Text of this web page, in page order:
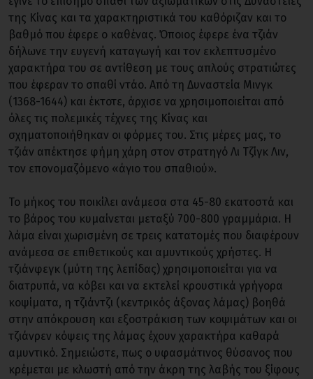
της Κίνας και τα χαρακτηριστικά του καθόριζαν και το
βαθμό που έφερε ο καθένας. Όποιος έφερε ένα τζιάν
δήλωνε την ευγενή καταγωγή και τον εκλεπτυσμένο
χαρακτήρα του σε αντίθεση με τους απλούς στρατιώτες
που έφεραν το σπαθί ντάο. Από τη Δυναστεία Μινγκ
(1368-1644) και έκτοτε, άρχισε να χρησιμοποιείται από
όλες τις πολεμικές τέχνες της Κίνας και
σχηματοποιήθηκαν οι φόρμες του. Στις μέρες μας, το
τζιάν απέκτησε φήμη χάρη στον στρατηγό Λι Τζίγκ Λιν,
τον επονομαζόμενο «άγιο του σπαθιού».
Το μήκος του ποικίλει ανάμεσα στα 45-80 εκατοστά και
το βάρος του κυμαίνεται μεταξύ 700-800 γραμμάρια. Η
λάμα είναι χωρισμένη σε τρεις κατατομές που διαφέρουν
ανάμεσα σε επιθετικούς και αμυντικούς χρήστες. Η
τζιάνφεγκ (μύτη της λεπίδας) χρησιμοποιείται για να
διατρυπά, να κόβει και να εκτελεί κρουστικά γρήγορα
κοψίματα, η τζιάντζι (κεντρικός άξονας λάμας) βοηθά
στην απόκρουση και εξοστράκιση των κοψιμάτων και οι
τζιάνρεν κόψεις της λάμας έχουν χαρακτήρα καθαρά
αμυντικό. Σημειώστε, πως ο υφασμάτινος θύσανος που
κρέμεται με κλωστή από την άκρη της λαβής του ξίφους